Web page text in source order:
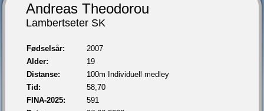
Andreas Theodorou
Lambertseter SK
Fødselsår:
2007
Alder:
19
Distanse:
100m Individuell medley
Tid:
58,70
FINA-2025:
591